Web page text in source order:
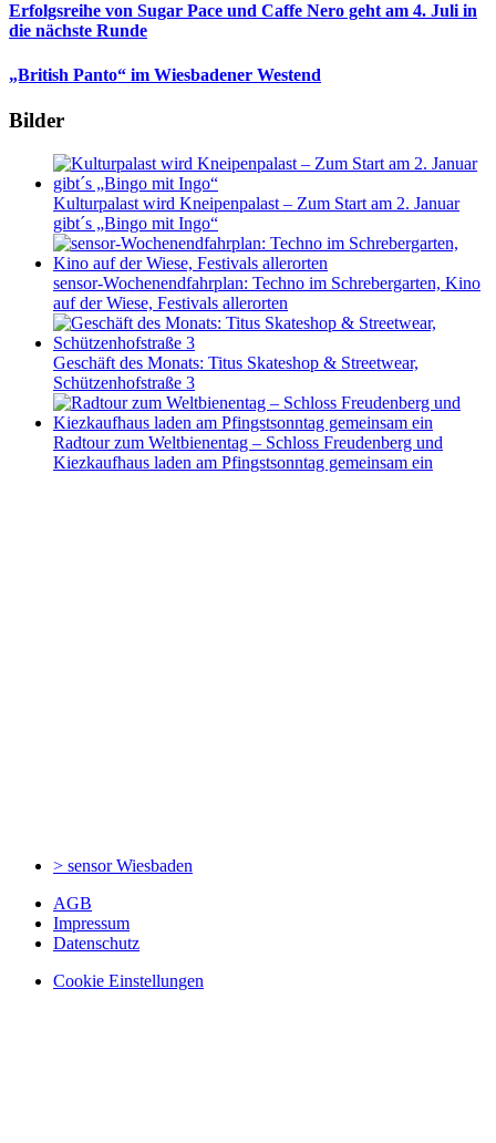
Erfolgsreihe von Sugar Pace und Caffe Nero geht am 4. Juli in
die nächste Runde
„British Panto“ im Wiesbadener Westend
Bilder
Kulturpalast wird Kneipenpalast – Zum Start am 2. Januar
gibt´s „Bingo mit Ingo“
sensor-Wochenendfahrplan: Techno im Schrebergarten, Kino
auf der Wiese, Festivals allerorten
Geschäft des Monats: Titus Skateshop & Streetwear,
Schützenhofstraße 3
Radtour zum Weltbienentag – Schloss Freudenberg und
Kiezkaufhaus laden am Pfingstsonntag gemeinsam ein
> sensorWiesbaden
AGB
Impressum
Datenschutz
Cookie Einstellungen